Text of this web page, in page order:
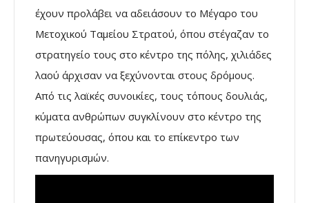
έχουν προλάβει να αδειάσουν το Μέγαρο του
Μετοχικού Ταμείου Στρατού, όπου στέγαζαν το
στρατηγείο τους στο κέντρο της πόλης, χιλιάδες
λαού άρχισαν να ξεχύνονται στους δρόμους.
Από τις λαϊκές συνοικίες, τους τόπους δουλιάς,
κύματα ανθρώπων συγκλίνουν στο κέντρο της
πρωτεύουσας, όπου και το επίκεντρο των
πανηγυρισμών.